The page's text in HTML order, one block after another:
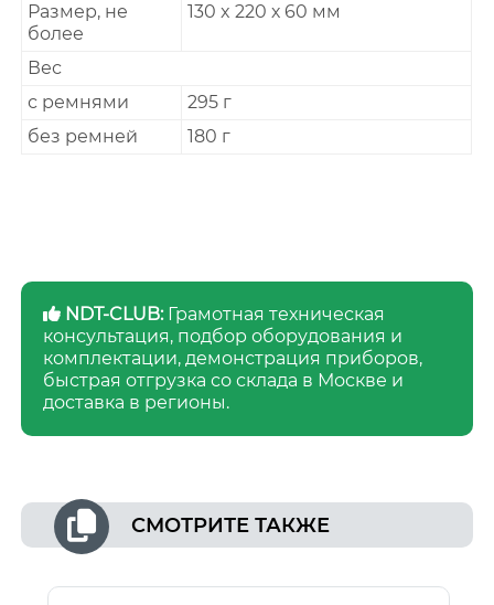
Размер, не
более
130 x 220 х 60 мм
Вес
с ремнями
295 г
без ремней
180 г
NDT-CLUB:Грамотная техническая
консультация, подбор оборудования и
комплектации, демонстрация приборов,
быстрая отгрузка со склада в Москве и
доставка в регионы.
СМОТРИТЕ ТАКЖЕ